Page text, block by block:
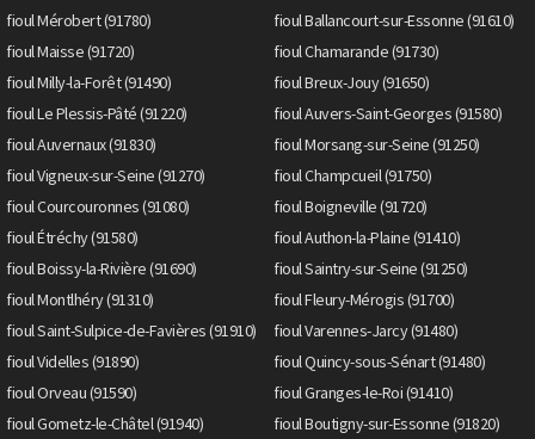
fioul Mérobert (91780)
fioul Ballancourt-sur-Essonne (91610)
fioul Maisse (91720)
fioul Chamarande (91730)
fioul Milly-la-Forêt (91490)
fioul Breux-Jouy (91650)
fioul Le Plessis-Pâté (91220)
fioul Auvers-Saint-Georges (91580)
fioul Auvernaux (91830)
fioul Morsang-sur-Seine (91250)
fioul Vigneux-sur-Seine (91270)
fioul Champcueil (91750)
fioul Courcouronnes (91080)
fioul Boigneville (91720)
fioul Étréchy (91580)
fioul Authon-la-Plaine (91410)
fioul Boissy-la-Rivière (91690)
fioul Saintry-sur-Seine (91250)
fioul Montlhéry (91310)
fioul Fleury-Mérogis (91700)
fioul Saint-Sulpice-de-Favières (91910)
fioul Varennes-Jarcy (91480)
fioul Videlles (91890)
fioul Quincy-sous-Sénart (91480)
fioul Orveau (91590)
fioul Granges-le-Roi (91410)
fioul Gometz-le-Châtel (91940)
fioul Boutigny-sur-Essonne (91820)